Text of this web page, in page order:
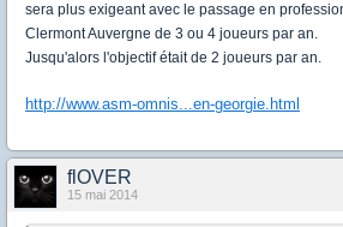
sera plus exigeant avec le passage en
Clermont Auvergne de 3 ou 4 joueurs par an.
Jusqu'alors l'objectif était de 2 joueurs par an.
http://www.asm-omnis...en-georgie.html
flOVER
15 mai 2014